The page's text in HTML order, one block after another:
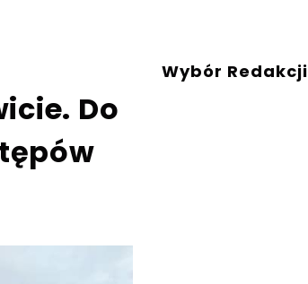
Do
Wybór Redakcji